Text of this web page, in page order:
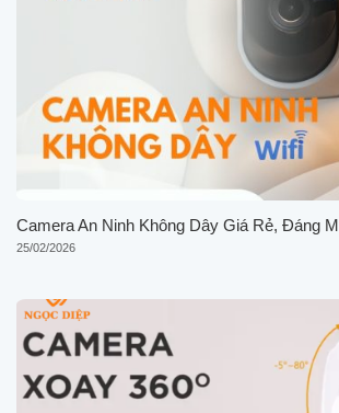
Camera An Ninh Không Dây Giá Rẻ, Đáng
25/02/2026